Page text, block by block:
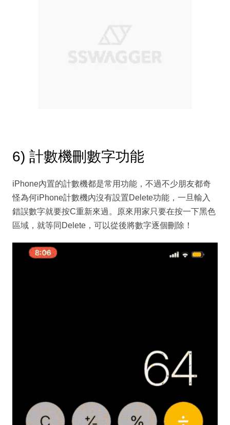
6) 計數機刪數字功能
iPhone內置的計數機都是常用功能，不過不少朋友都奇
怪為何iPhone計數機內沒有設置Delete功能，一旦輸入
錯誤數字就要按C重新來過。原來用家只要在按一下黑色
區域，就等同Delete，可以從後將數字逐個刪除！